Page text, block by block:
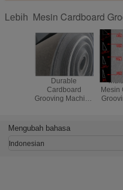
Lebih Mesin Cardboard
Durable
Cardboard
Grooving Machine
Blades
Mesin
Mengubah bahasa
Indonesian